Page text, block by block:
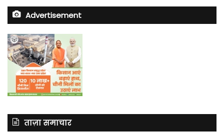
Advertisement
ताज़ा समाचार